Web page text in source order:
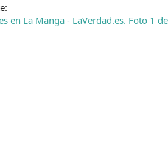
en La Manga - LaVerdad.es. Foto 1 de